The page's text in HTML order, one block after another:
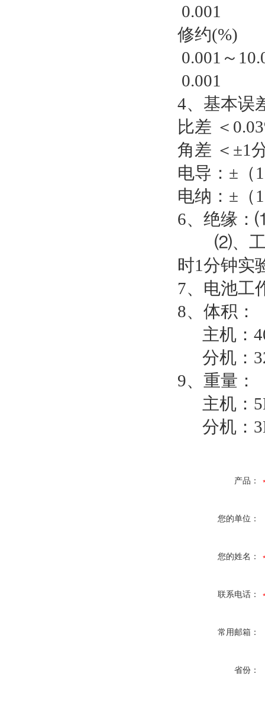
0.001
修约(%)
0.001～
0.001
4、基本误
比差 ＜
角差 ＜±1
电导：±（
电纳：±（
6、绝缘：
⑵、工作
时1分钟实
7、电池工
8、体积：
主机：
分机：
9、重量：
主机：
分机：
产品：
您的单位：
您的姓名：
联系电话：
常用邮箱：
省份：